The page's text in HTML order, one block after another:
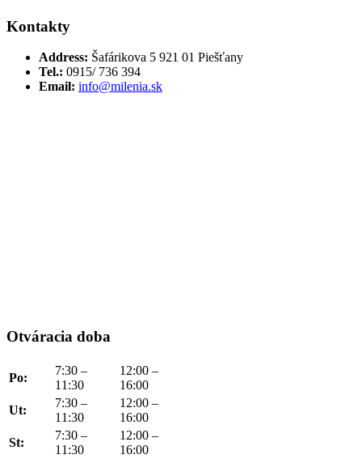
Kontakty
Address: Šafárikova 5 921 01 Piešťany
Tel.: 0915/ 736 394
Email: info@milenia.sk
Otváracia doba
Po:
7:30 –
11:30
12:00 –
16:00
Ut:
7:30 –
11:30
12:00 –
16:00
St:
7:30 –
11:30
12:00 –
16:00